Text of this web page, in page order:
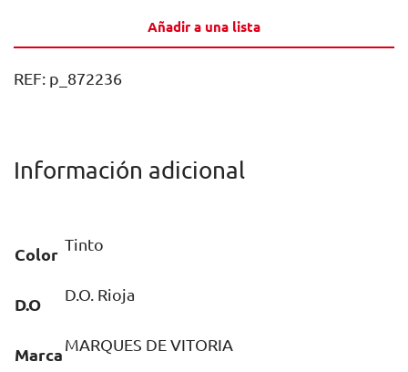
Añadir a una lista
REF: p_872236
Información adicional
Color
Tinto
D.O
D.O. Rioja
Marca
MARQUES DE VITORIA